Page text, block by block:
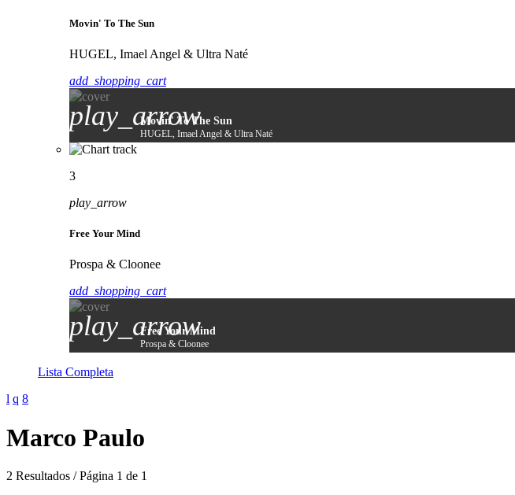
Movin' To The Sun
HUGEL, Imael Angel & Ultra Naté
add_shopping_cart
play_arrow
Movin' To The Sun
HUGEL, Imael Angel & Ultra Naté
3
play_arrow
Free Your Mind
Prospa & Cloonee
add_shopping_cart
play_arrow
Free Your Mind
Prospa & Cloonee
Lista Completa
Marco Paulo
2 Resultados / Página 1 de 1